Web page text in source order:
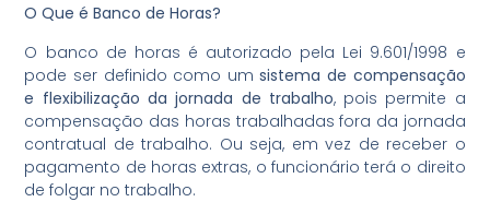
O Que é Banco de Horas?
O banco de horas é autorizado pela Lei 9.601/1998 e
pode ser definido como umsistema de compensação
e flexibilização da jornada de trabalho, pois permite a
compensação das horas trabalhadas fora da jornada
contratual de trabalho. Ou seja, em vez de receber o
pagamento de horas extras, o funcionário terá o direito
de folgar no trabalho.